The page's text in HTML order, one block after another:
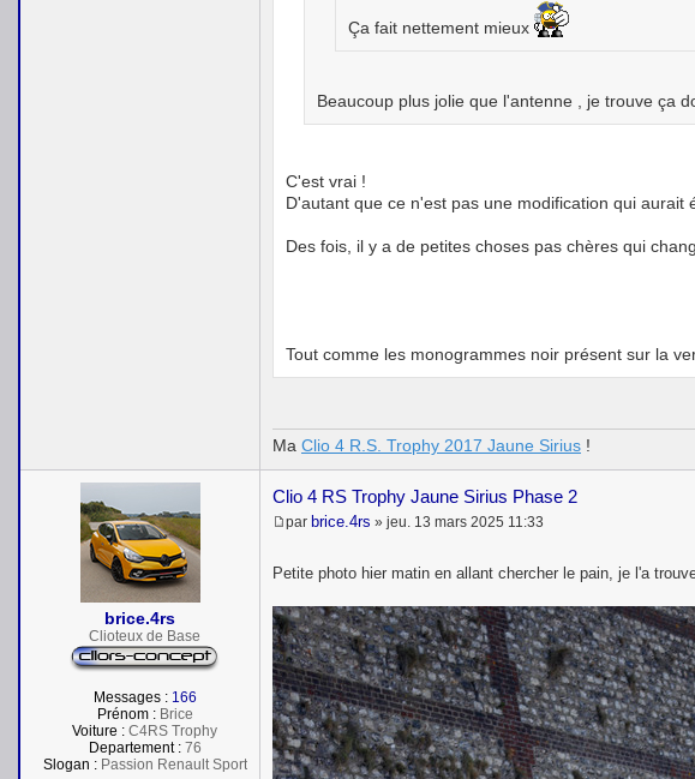
Ça fait nettement mieux
Beaucoup plus jolie que l'antenne , je trouve ça
C'est vrai !
D'autant que ce n'est pas une modification qui aurait
Des fois, il y a de petites choses pas chères qui
Tout comme les monogrammes noir présent sur la
Ma Clio 4 R.S. Trophy 2017 Jaune Sirius !
brice.4rs
Clioteux de Base
Messages : 166
Prénom :Brice
Voiture : C4RS Trophy
Departement :76
Slogan :Passion Renault Sport
Clio 4 RS Trophy Jaune Sirius Phase 2
M
s
g
e
par brice.4rs » jeu. 13 mars 2025 11:33
Petite photo hier matin en allant chercher le pain, je l'a